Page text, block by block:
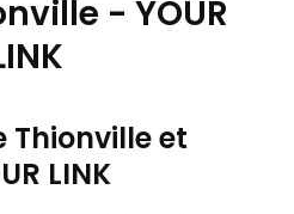
- YOUR
Thionville et
LINK